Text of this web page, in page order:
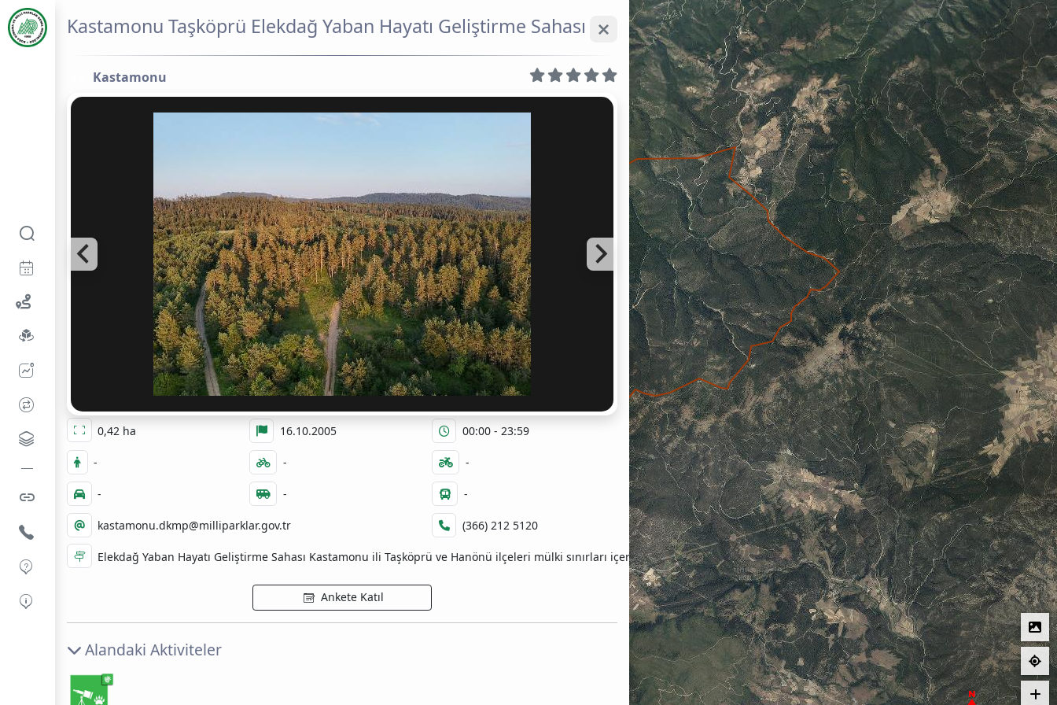
Kastamonu Taşköprü Elekdağ Yaban Hayatı Geliştirme Sahası
Kastamonu
0,42 ha 16.10.2005 00:00 - 23:59
- - -
- - -
kastamonu.dkmp@milliparklar.gov.tr (366) 212 5120
Elekdağ Yaban Hayatı Geliştirme Sahası Kastamonu ili Taşköprü ve Hanönü ilçeleri mülki sınırları içerisinde kalmaktadır. Taşköprü ilçesine 12 km, Hanönü ilçesine 25 km. ve
Ankete Katıl
Alandaki Aktiviteler
Kastamonu Taşköprü Elekdağ Yaban
Hayatı Geliştirme Sahası